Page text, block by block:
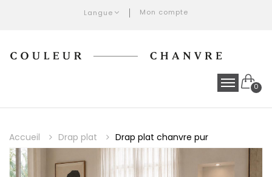
Langue Mon compte
0
Accueil Drap plat Drap plat chanvre pur